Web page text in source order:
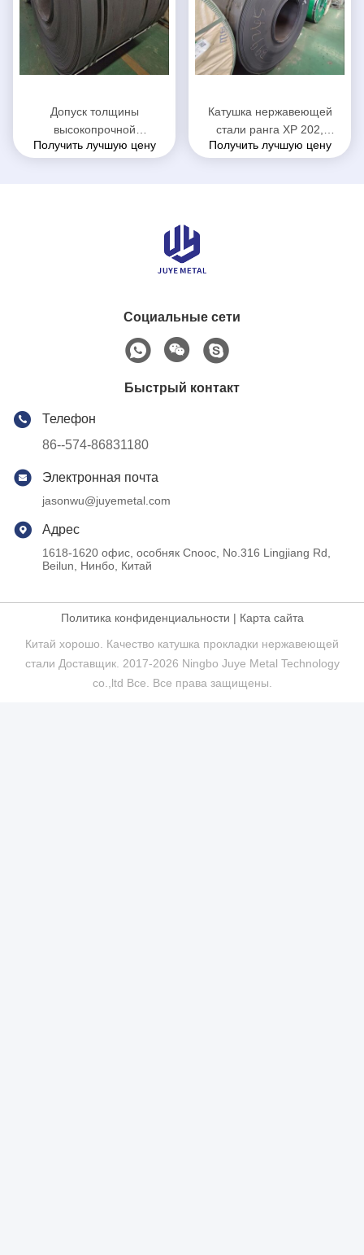
Допуск толщины
высокопрочной
горячекатаной катушки
Получить лучшую цену
Катушка нержавеющей
стали ранга ХР 202,
основная катушка листа
Получить лучшую цену
Социальные сети
Быстрый контакт
Телефон
86--574-86831180
Электронная почта
jasonwu@juyemetal.com
Адрес
1618-1620 офис, особняк Cnooc, No.316 Lingjiang Rd,
Beilun, Нинбо, Китай
Политика конфиденциальности | Карта сайта
Китай хорошо. Качество катушка прокладки нержавеющей
стали Доставщик. 2017-2026 Ningbo Juye Metal Technology
co.,ltd Все. Все права защищены.